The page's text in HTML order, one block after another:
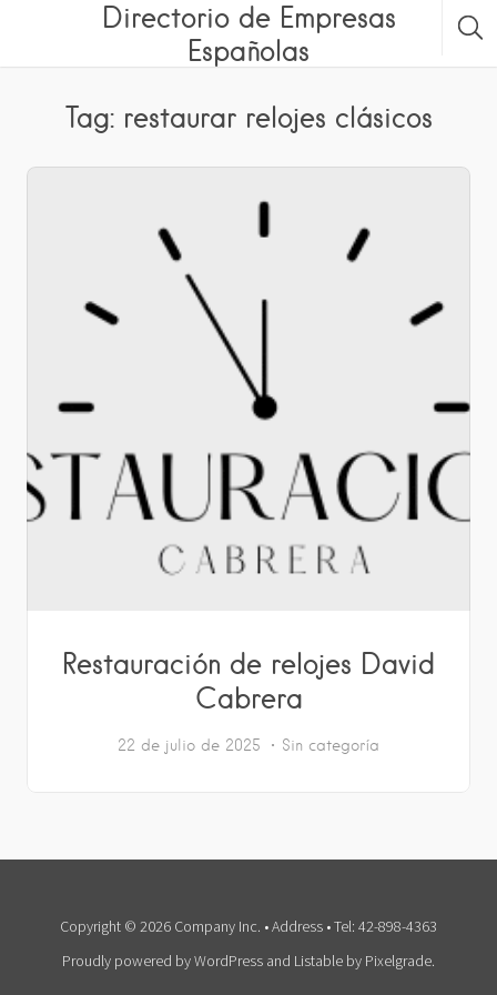
Directorio de Empresas
Españolas
Tag: restaurar relojes clásicos
Restauración de relojes David
Cabrera
22 de julio de 2025 Sin categoría
Copyright © 2026 Company Inc. • Address • Tel: 42-898-4363
Proudly powered by WordPress and Listable by Pixelgrade.